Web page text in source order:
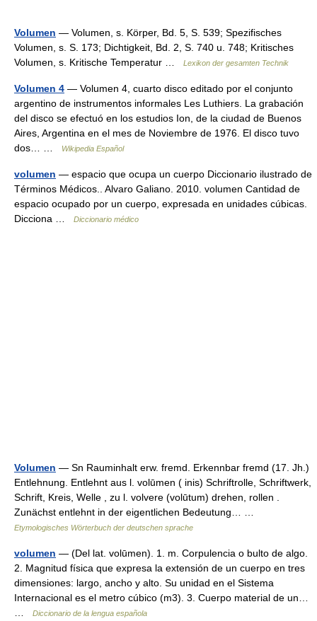
Volumen — Volumen, s. Körper, Bd. 5, S. 539; Spezifisches
Volumen, s. S. 173; Dichtigkeit, Bd. 2, S. 740 u. 748; Kritisches
Volumen, s. Kritische Temperatur …
Lexikon der gesamten Technik
Volumen 4 — Volumen 4, cuarto disco editado por el conjunto
argentino de instrumentos informales Les Luthiers. La grabación
del disco se efectuó en los estudios Ion, de la ciudad de Buenos
Aires, Argentina en el mes de Noviembre de 1976. El disco tuvo
dos… …
Wikipedia Español
volumen — espacio que ocupa un cuerpo Diccionario ilustrado de
Términos Médicos.. Alvaro Galiano. 2010. volumen Cantidad de
espacio ocupado por un cuerpo, expresada en unidades cúbicas.
Dicciona …
Diccionario médico
Volumen — Sn Rauminhalt erw. fremd. Erkennbar fremd (17. Jh.)
Entlehnung. Entlehnt aus l. volūmen ( inis) Schriftrolle, Schriftwerk,
Schrift, Kreis, Welle , zu l. volvere (volūtum) drehen, rollen .
Zunächst entlehnt in der eigentlichen Bedeutung… …
Etymologisches Wörterbuch der deutschen sprache
volumen — (Del lat. volūmen). 1. m. Corpulencia o bulto de algo.
2. Magnitud física que expresa la extensión de un cuerpo en tres
dimensiones: largo, ancho y alto. Su unidad en el Sistema
Internacional es el metro cúbico (m3). 3. Cuerpo material de un…
Diccionario de la lengua española